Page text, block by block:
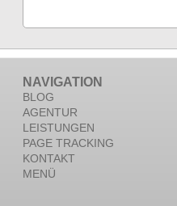
NAVIGATION
BLOG
AGENTUR
LEISTUNGEN
PAGE TRACKING
KONTAKT
MENÜ